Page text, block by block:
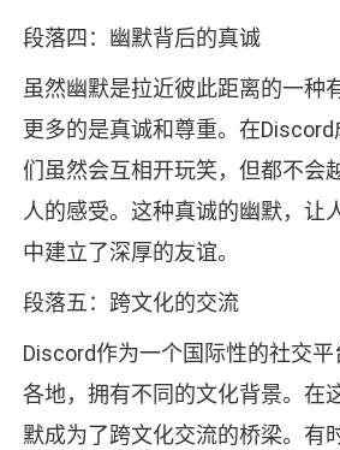
段落四：幽默背后的真诚
虽然幽默是拉近彼此距离的一种
更多的是真诚和尊重。在
们虽然会互相开玩笑，但都不会
人的感受。这种真诚的幽默，让
中建立了深厚的友谊。
段落五：跨文化的交流
Discord作为一个国际性的社交
各地，拥有不同的文化背景。在
默成为了跨文化交流的桥梁。有